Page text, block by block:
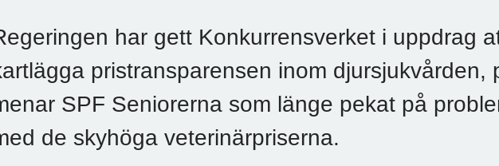
har gett Konkurrensverket i uppdrag
pristransparensen inom djursjukvården,
SPF Seniorerna som länge pekat på
de skyhöga veterinärpriserna.